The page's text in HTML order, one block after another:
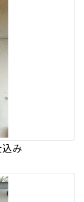
み